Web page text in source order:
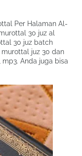
Per Halaman Al-
30 juz al
30 juz batch
juz 30 dan
Anda juga bisa